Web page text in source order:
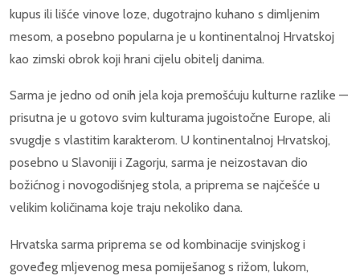
kupus ili lišće vinove loze, dugotrajno kuhano s dimljenim
mesom, a posebno popularna je u kontinentalnoj Hrvatskoj
kao zimski obrok koji hrani cijelu obitelj danima.
Sarma je jedno od onih jela koja premošćuju kulturne razlike —
prisutna je u gotovo svim kulturama jugoistočne Europe, ali
svugdje s vlastitim karakterom. U kontinentalnoj Hrvatskoj,
posebno u Slavoniji i Zagorju, sarma je neizostavan dio
božićnog i novogodišnjeg stola, a priprema se najčešće u
velikim količinama koje traju nekoliko dana.
Hrvatska sarma priprema se od kombinacije svinjskog i
goveđeg mljevenog mesa pomiješanog s rižom, lukom,